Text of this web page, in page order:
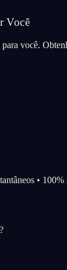
Você
você.
• 100%